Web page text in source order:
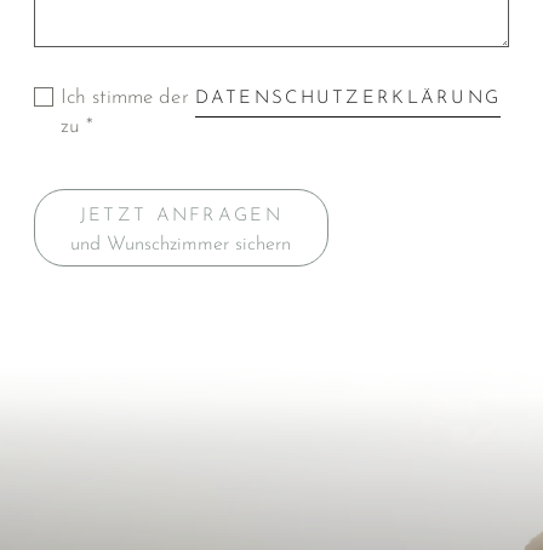
Ich stimme der DATENSCHUTZERKLÄRUNG
zu *
JETZT ANFRAGEN
und Wunschzimmer sichern